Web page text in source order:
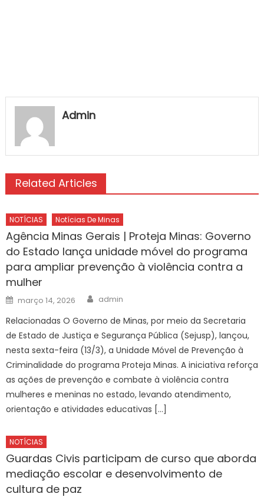
Admin
Related Articles
NOTÍCIAS Notícias De Minas
Agência Minas Gerais | Proteja Minas: Governo
do Estado lança unidade móvel do programa
para ampliar prevenção à violência contra a
mulher
Posted
on
março 14, 2026 Author
admin
Relacionadas O Governo de Minas, por meio da Secretaria
de Estado de Justiça e Segurança Pública (Sejusp), lançou,
nesta sexta-feira (13/3), a Unidade Móvel de Prevenção à
Criminalidade do programa Proteja Minas. A iniciativa reforça
as ações de prevenção e combate à violência contra
mulheres e meninas no estado, levando atendimento,
orientação e atividades educativas […]
NOTÍCIAS
Guardas Civis participam de curso que aborda
mediação escolar e desenvolvimento de
cultura de paz